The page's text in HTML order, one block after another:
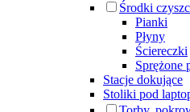
Środki
Pianki
Płyny
Ściereczki
Sprężone
Stacje dokujące
Stoliki pod